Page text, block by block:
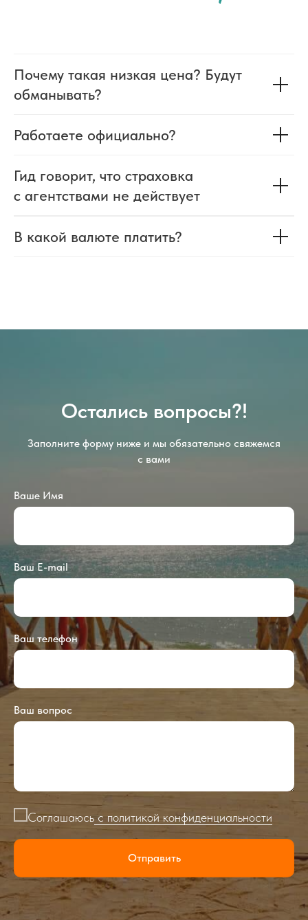
Почему такая низкая цена? Будут
обманывать?
Работаете официально?
Гид говорит, что страховка
с агентствами не действует
В какой валюте платить?
Остались вопросы?!
Заполните форму ниже и мы обязательно свяжемся
с вами
Ваше Имя
Ваш E-mail
Ваш телефон
Ваш вопрос
Соглашаюсь с политикой конфиденциальности
Отправить